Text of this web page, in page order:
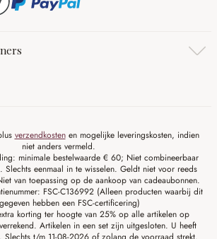
verzendkostenen mogelijke leveringskosten, indien
niet anders vermeld.
minimale bestelwaarde € 60; Niet combineerbaar
Slechts eenmaal in te wisselen. Geldt niet voor reeds
van toepassing op de aankoop van cadeaubonnen.
FSC-C136992 (Alleen producten waarbij dit
hebben een FSC-certificering)
korting ter hoogte van 25% op alle artikelen op
Artikelen in een set zijn uitgesloten. U heeft